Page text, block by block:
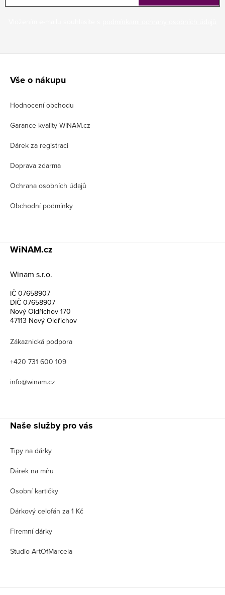
Vše o nákupu
Hodnocení obchodu
Garance kvality WiNAM.cz
Dárek za registraci
Doprava zdarma
Ochrana osobních údajů
Obchodní podmínky
WiNAM.cz
Winam s.r.o.
IČ 07658907
DIČ 07658907
Nový Oldřichov 170
47113 Nový Oldřichov
Zákaznická podpora
+420 731 600 109
info@winam.cz
Naše služby pro vás
Tipy na dárky
Dárek na míru
Osobní kartičky
Dárkový celofán za 1 Kč
Firemní dárky
Studio ArtOfMarcela